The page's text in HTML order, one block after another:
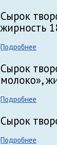
Сырок
жирность
Подробнее
Сырок
молоко»,
Подробнее
Сырок
Подробнее